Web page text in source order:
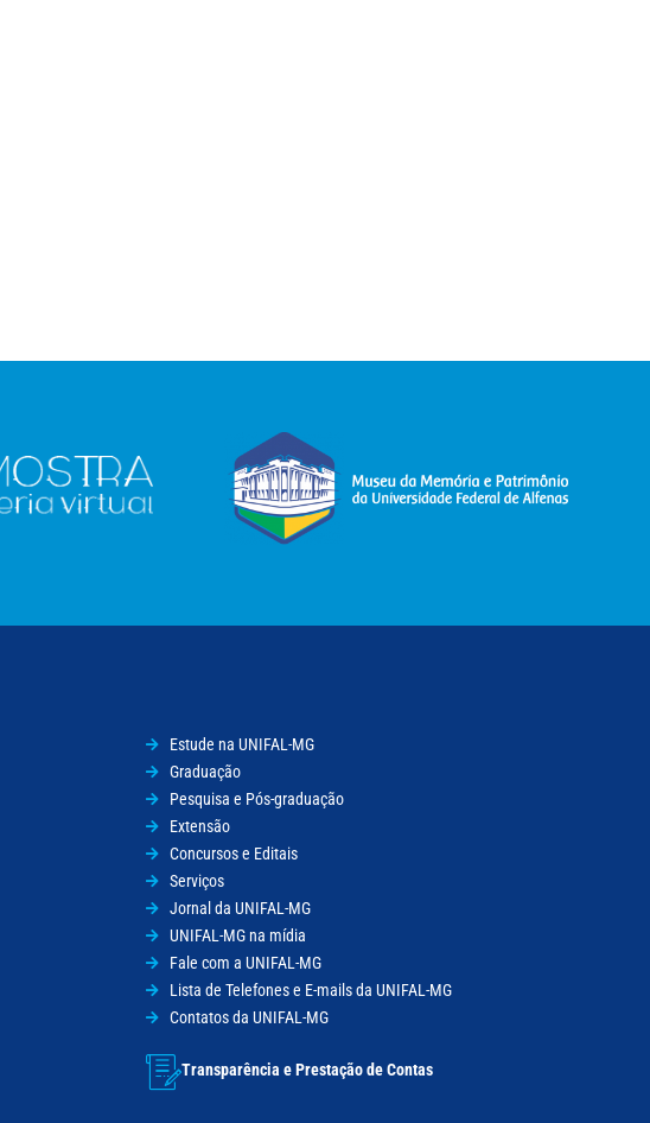
Estude na UNIFAL-MG
Graduação
Pesquisa e Pós-graduação
Extensão
Concursos e Editais
Serviços
Jornal da UNIFAL-MG
UNIFAL-MG na mídia
Fale com a UNIFAL-MG
Lista de Telefones e E-mails da UNIFAL-MG
Contatos da UNIFAL-MG
Transparência e Prestação de Contas